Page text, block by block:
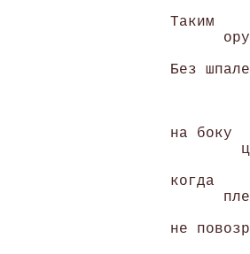
Таким
Без
на боку
когда
не